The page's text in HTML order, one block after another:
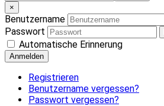
×
Benutzername
Passwort
Automatische Erinnerung
Anmelden
Registrieren
Benutzername vergessen?
Passwort vergessen?